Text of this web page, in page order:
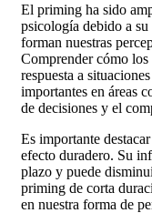
El priming ha sido
psicología debido a
forman nuestras
Comprender cómo los
respuesta a
importantes en áreas
de decisiones y el
Es importante
efecto duradero. Su
plazo y puede
priming de corta
en nuestra forma de